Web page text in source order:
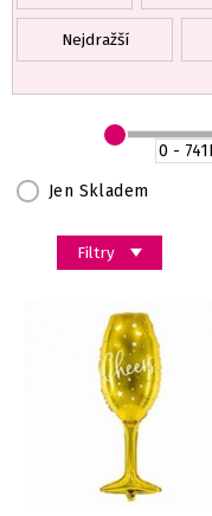
Nejdražší
Filtry
Jen Skladem